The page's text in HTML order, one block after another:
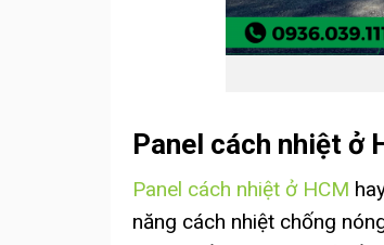
Panel cách nhiệt ở
Panel cách nhiệt ở HCM
năng cách nhiệt chống